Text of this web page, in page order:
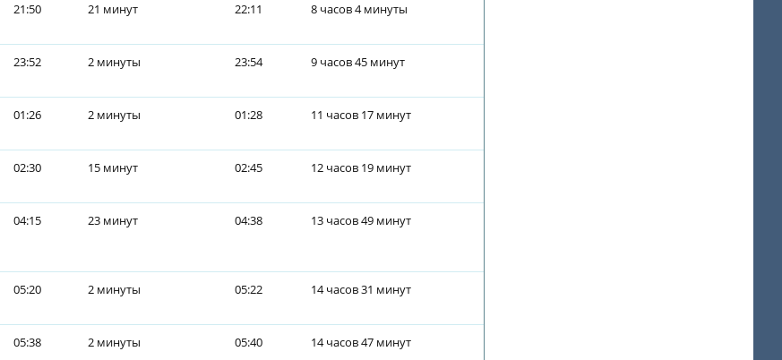
21:50 21 минут 22:11 8 часов 4 минуты
23:52 2 минуты 23:54 9 часов 45 минут
01:26 2 минуты 01:28 11 часов 17 минут
02:30 15 минут 02:45 12 часов 19 минут
04:15 23 минут 04:38 13 часов 49 минут
05:20 2 минуты 05:22 14 часов 31 минут
05:38 2 минуты 05:40 14 часов 47 минут